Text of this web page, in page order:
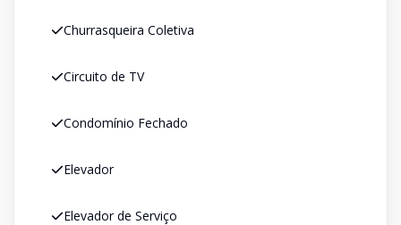
Churrasqueira Coletiva
Circuito de TV
Condomínio Fechado
Elevador
Elevador de Serviço